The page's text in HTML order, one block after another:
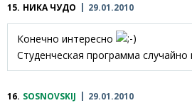
15. НИКА ЧУДО 29.01.2010
Конечно интересно
Студенческая программа случайно
16. SOSNOVSKIJ 29.01.2010